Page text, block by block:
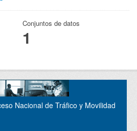
Conjuntos de datos
1
Nacional de Tráfico y Movilidad